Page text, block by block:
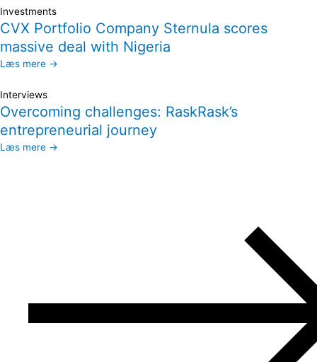
Investments
CVX Portfolio Company Sternula scores
massive deal with Nigeria
Læs mere →
Interviews
Overcoming challenges: RaskRask’s
entrepreneurial journey
Læs mere →